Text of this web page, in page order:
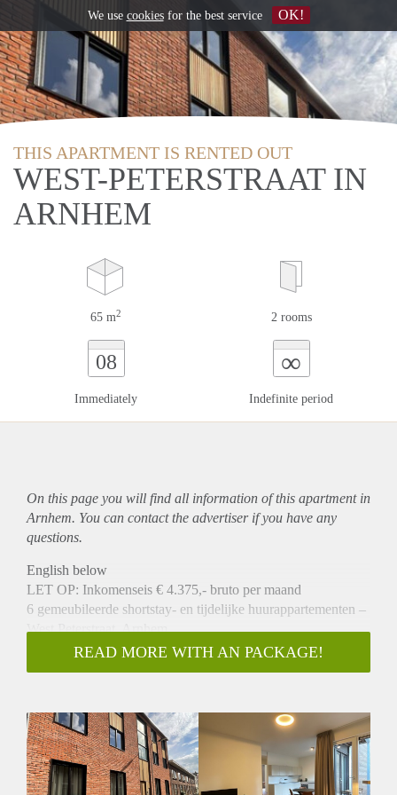
THIS APARTMENT IS RENTED OUT
WEST-PETERSTRAAT IN
ARNHEM
65 m2 2 rooms
08
Immediately
∞
Indefinite period
On this page you will find all information of this apartmentin
Arnhem. You can contact the advertiser if you have any
questions.
English below
LET OP: Inkomenseis € 4.375,- bruto per maand
6 gemeubileerde shortstay- en tijdelijke huurappartementen –
West Peterstraat, Arnhem
Aan de West Peterstraat in de Arnhemse wijk Klarendal
bieden wij zes volledig gemeubileerde appartementen aan
nieuwbouwcomplex uit 2023 en zijn in uitstekende staat van
onderhoud.
Deze appartementen zijn beschikbaar voor shortstay (3 tot 6
maanden, zonder verlengingsmogelijkheid) of voor tijdelijke
READ MORE WITH AN PACKAGE!
We use cookiesfor the best service OK!